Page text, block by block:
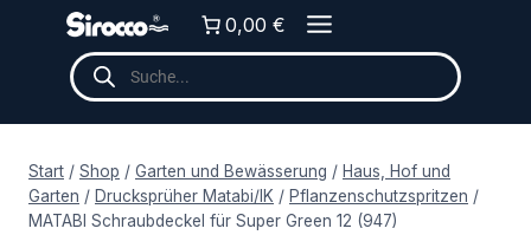
springen
0,00 €
Products
search
Start / Shop / Garten und Bewässerung / Haus, Hof und
Garten / Drucksprüher Matabi/IK / Pflanzenschutzspritzen /
MATABI Schraubdeckel für Super Green 12 (947)